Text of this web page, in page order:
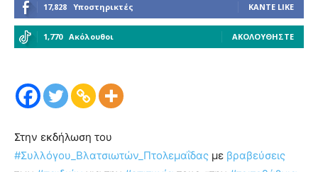
17,828 Υποστηρικτές ΚΆΝΤΕ LIKE
1,770 Ακόλουθοι ΑΚΟΛΟΥΘΉΣΤΕ
Στην εκδήλωση του
#Συλλόγου_Βλατσιωτών_Πτολεμαΐδας με βραβεύσεις